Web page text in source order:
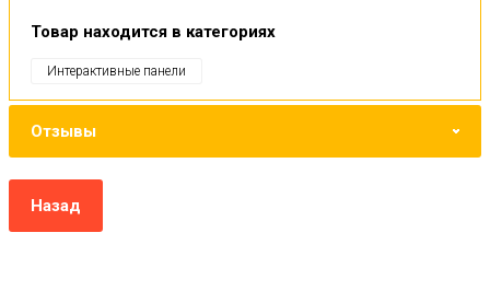
Товар находится в категориях
Интерактивные панели
Отзывы
Назад